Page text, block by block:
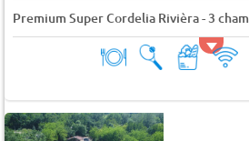
Premium Super Cordelia Rivièra - 3